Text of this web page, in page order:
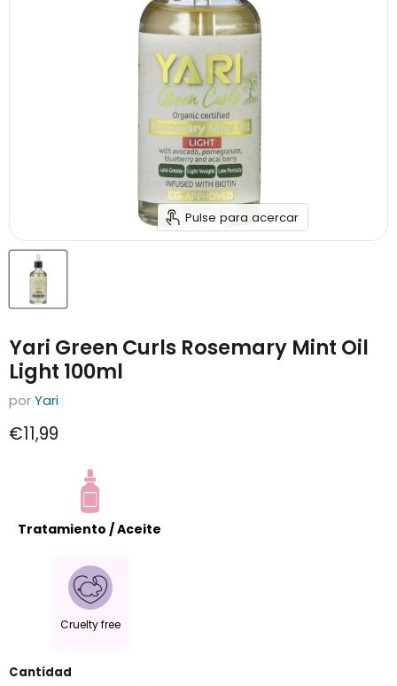
Pulse para acercar
Yari Green Curls Rosemary Mint Oil
Light 100ml
porYari
Precio actual
€11,99
Tratamiento / Aceite
Cruelty free
Cantidad